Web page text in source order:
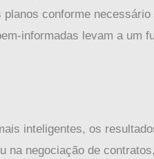
conforme
informadas levam a um
inteligentes, os
na negociação de